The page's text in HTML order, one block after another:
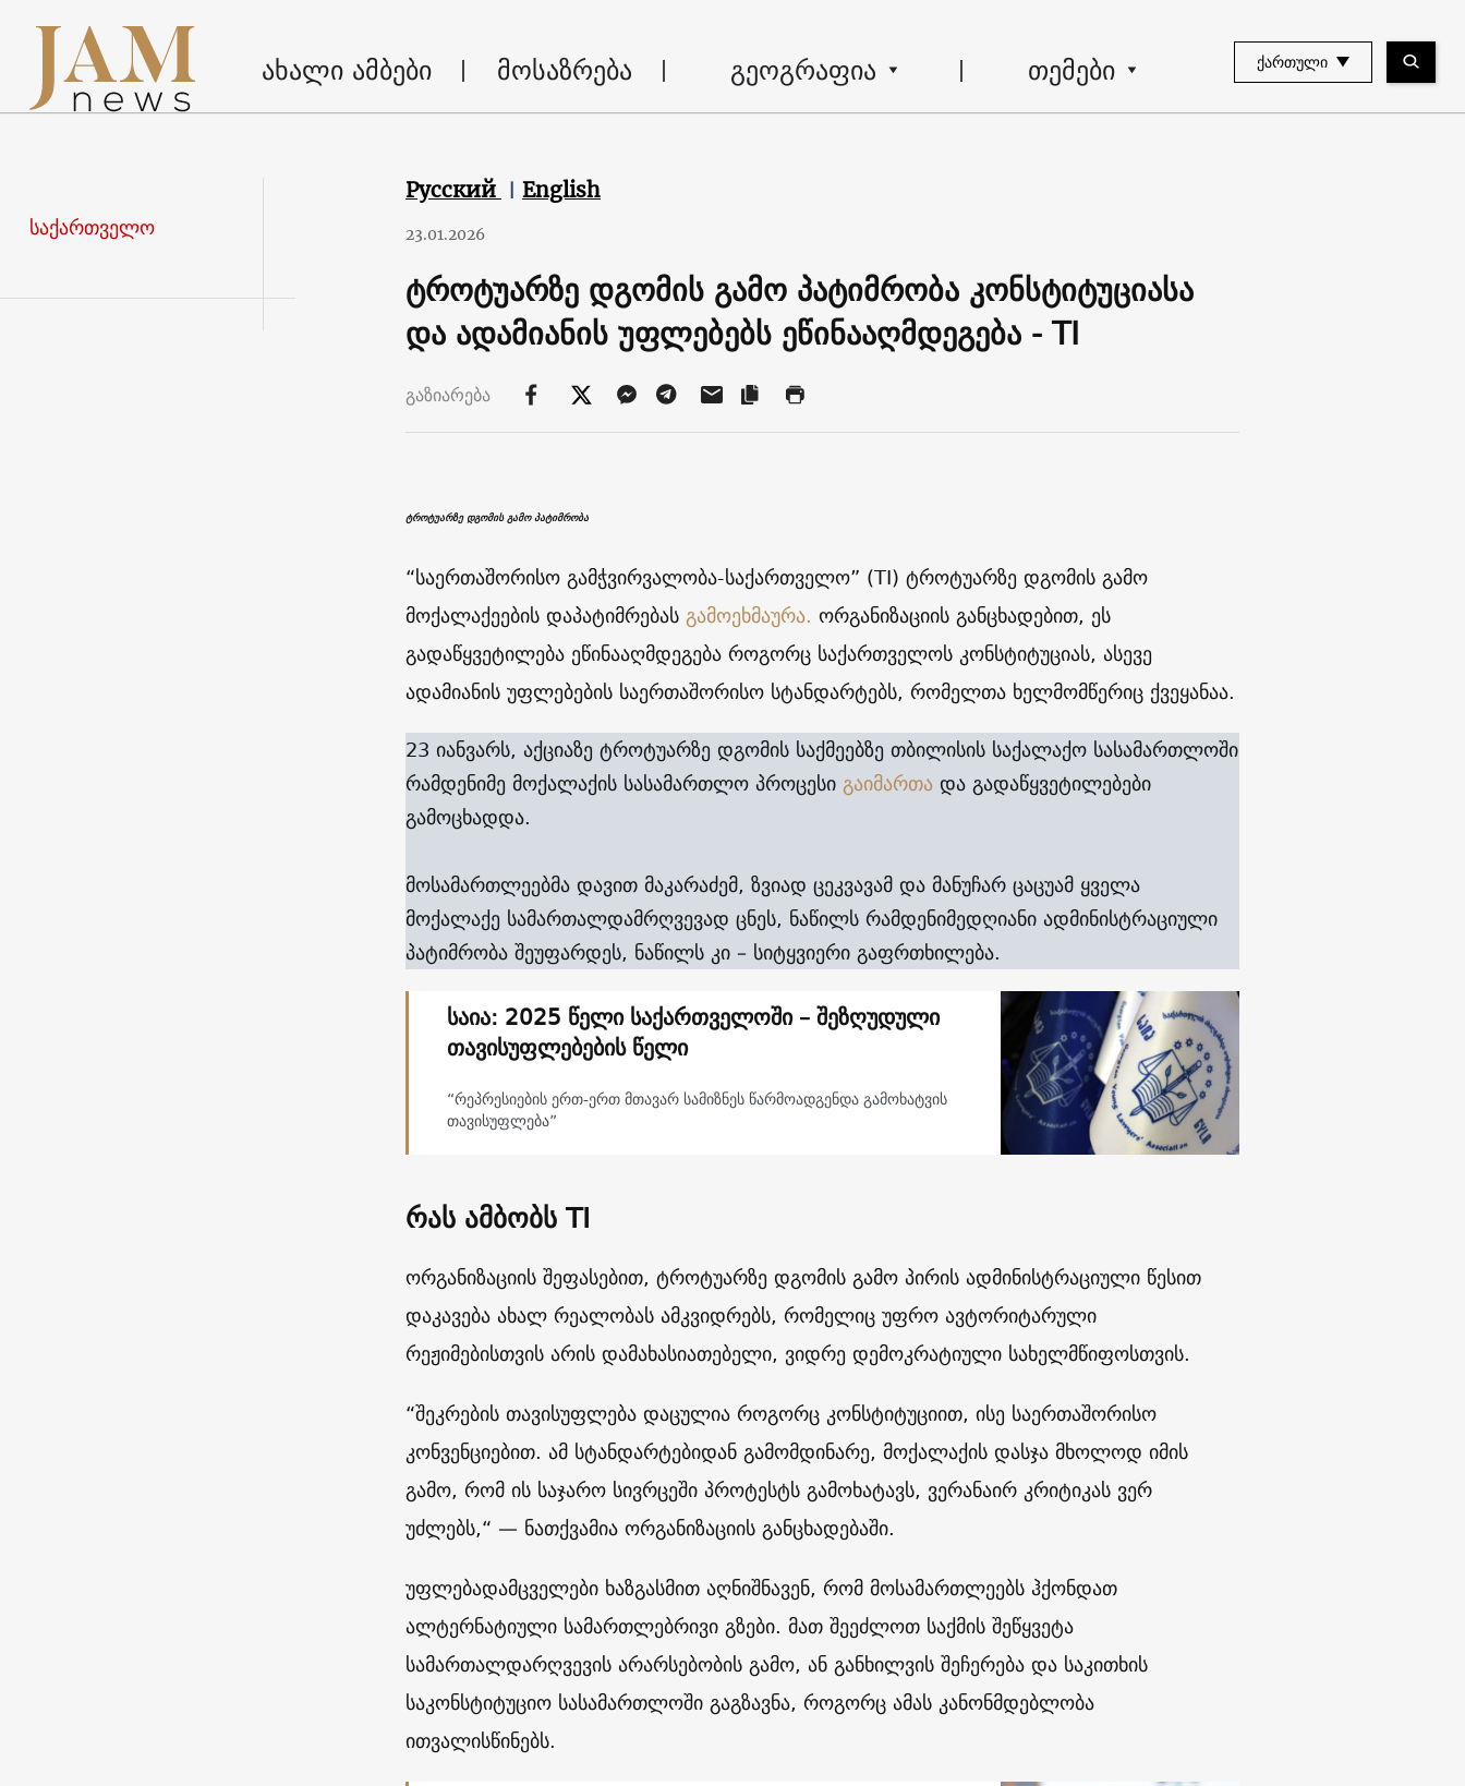
ახალი ამბები მოსაზრება გეოგრაფია თემები ᲥᲐᲠᲗᲣᲚᲘ
საქართველო
Русский English
23.01.2026
ტროტუარზე დგომის გამო პატიმრობა კონსტიტუციასა
და ადამიანის უფლებებს ეწინააღმდეგება - TI
გაზიარება
ტროტუარზე დგომის გამო პატიმრობა
“საერთაშორისო გამჭვირვალობა-საქართველო” (TI) ტროტუარზე დგომის გამო
მოქალაქეების დაპატიმრებასგამოეხმაურა. ორგანიზაციის განცხადებით, ეს
გადაწყვეტილება ეწინააღმდეგება როგორც საქართველოს კონსტიტუციას, ასევე
ადამიანის უფლებების საერთაშორისო სტანდარტებს, რომელთა ხელმომწერიც ქვეყანაა.
23 იანვარს, აქციაზე ტროტუარზე დგომის საქმეებზე თბილისის საქალაქო სასამართლოში
რამდენიმე მოქალაქის სასამართლო პროცესიგაიმართა და გადაწყვეტილებები
გამოცხადდა.
მოსამართლეებმა დავით მაკარაძემ, ზვიად ცეკვავამ და მანუჩარ ცაცუამ ყველა
მოქალაქე სამართალდამრღვევად ცნეს, ნაწილს რამდენიმედღიანი ადმინისტრაციული
პატიმრობა შეუფარდეს, ნაწილს კი – სიტყვიერი გაფრთხილება.
საია: 2025 წელი საქართველოში – შეზღუდული
თავისუფლებების წელი
“რეპრესიების ერთ-ერთ მთავარ სამიზნეს წარმოადგენდა გამოხატვის
თავისუფლება”
რას ამბობს TI
ორგანიზაციის შეფასებით, ტროტუარზე დგომის გამო პირის ადმინისტრაციული წესით
დაკავება ახალ რეალობას ამკვიდრებს, რომელიც უფრო ავტორიტარული
რეჟიმებისთვის არის დამახასიათებელი, ვიდრე დემოკრატიული სახელმწიფოსთვის.
“შეკრების თავისუფლება დაცულია როგორც კონსტიტუციით, ისე საერთაშორისო
კონვენციებით. ამ სტანდარტებიდან გამომდინარე, მოქალაქის დასჯა მხოლოდ იმის
გამო, რომ ის საჯარო სივრცეში პროტესტს გამოხატავს, ვერანაირ კრიტიკას ვერ
უძლებს,“ — ნათქვამია ორგანიზაციის განცხადებაში.
უფლებადამცველები ხაზგასმით აღნიშნავენ, რომ მოსამართლეებს ჰქონდათ
ალტერნატიული სამართლებრივი გზები. მათ შეეძლოთ საქმის შეწყვეტა
სამართალდარღვევის არარსებობის გამო, ან განხილვის შეჩერება და საკითხის
საკონსტიტუციო სასამართლოში გაგზავნა, როგორც ამას კანონმდებლობა
ითვალისწინებს.